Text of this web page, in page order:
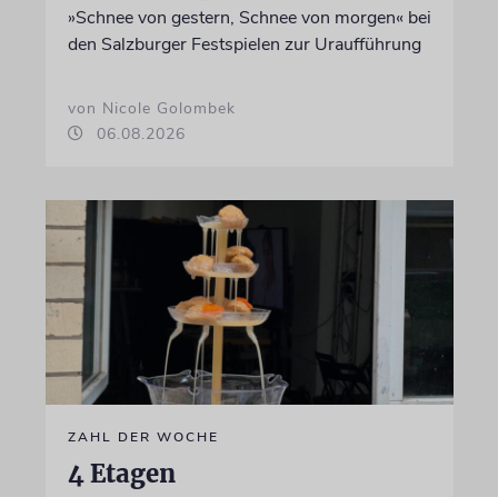
»Schnee von gestern, Schnee von morgen« bei
den Salzburger Festspielen zur Uraufführung
von Nicole Golombek
06.08.2026
ZAHL DER WOCHE
4 Etagen